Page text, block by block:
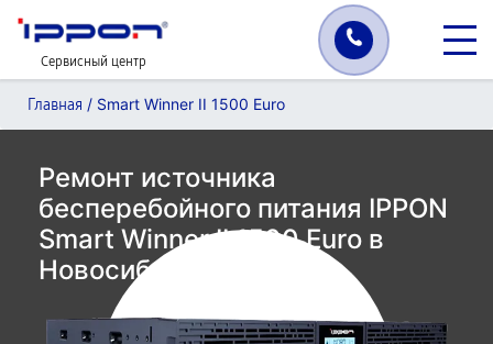
Сервисный центр
Главная / Smart Winner II 1500 Euro
Ремонт источника
бесперебойного питания IPPON
Smart Winner II 1500 Euro в
Новосибирске